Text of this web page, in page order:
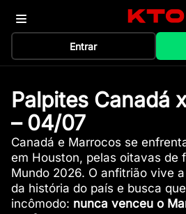
Entrar
Palpites Canadá
– 04/07
Canadá e Marrocos se
em Houston, pelas oitavas de
Mundo 2026. O anfitrião vive
da história do país e busca
incômodo: nunca venceu o